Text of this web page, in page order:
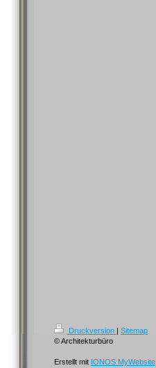
Druckversion | Sitemap
© Architekturbüro
Erstellt mit IONOS MyWebsite